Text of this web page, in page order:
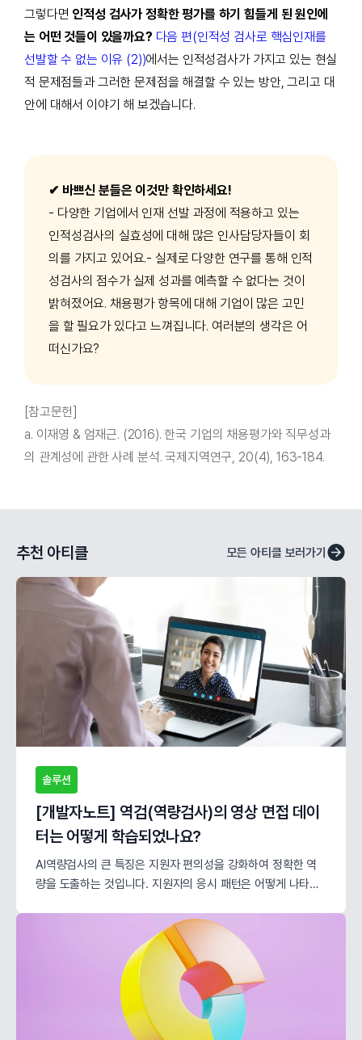
그렇다면 인적성 검사가 정확한 평가를 하기 힘들게 된 원인에
는 어떤 것들이 있을까요? 다음 편(인적성 검사로 핵심인재를
선발할 수 없는 이유 (2))에서는 인적성검사가 가지고 있는 현실
적 문제점들과 그러한 문제점을 해결할 수 있는 방안 ,그리고 대
안에 대해서 이야기 해 보겠습니다.
✔ 바쁘신 분들은 이것만 확인하세요!
- 다양한 기업에서 인재 선발 과정에 적용하고 있는
인적성검사의 실효성에 대해 많은 인사담당자들이 회
의를 가지고 있어요.- 실제로 다양한 연구를 통해 인적
성검사의 점수가 실제 성과를 예측할 수 없다는 것이
밝혀졌어요. 채용평가 항목에 대해 기업이 많은 고민
을 할 필요가 있다고 느껴집니다. 여러분의 생각은 어
떠신가요?
[참고문헌]
a. 이재영 & 엄재근. (2016). 한국 기업의 채용평가와 직무성과
의 관계성에 관한 사례 분석. 국제지역연구, 20(4), 163-184.
추천 아티클 모든 아티클 보러가기
솔루션
[개발자노트] 역검(역량검사)의 영상 면접 데이
터는 어떻게 학습되었나요?
AI역량검사의 큰 특징은 지원자 편의성을 강화하여 정확한 역
량을 도출하는 것입니다. 지원자의 응시 패턴은 어떻게 나타나